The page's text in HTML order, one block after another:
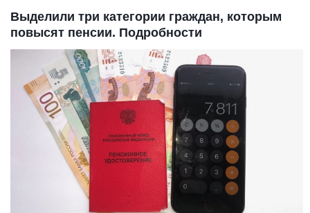
Выделили три категории граждан, которым
повысят пенсии. Подробности